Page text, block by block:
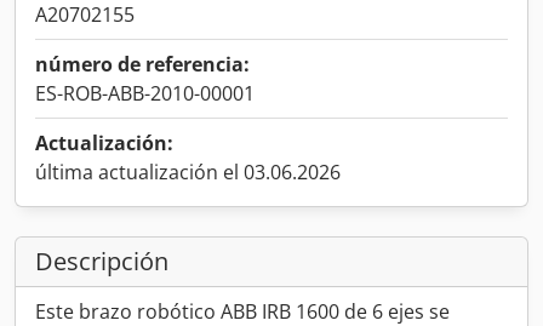
A20702155
número de referencia:
ES-ROB-ABB-2010-00001
Actualización:
última actualización el 03.06.2026
Descripción
Este brazo robótico ABB IRB 1600 de 6 ejes se